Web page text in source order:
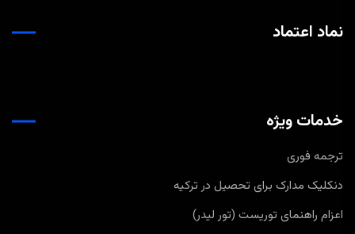
نماد اعتماد
خدمات ویژه
ترجمه فوری
دنکلیک مدارک برای تحصیل در ترکیه
اعزام راهنمای توریست (تور لیدر)